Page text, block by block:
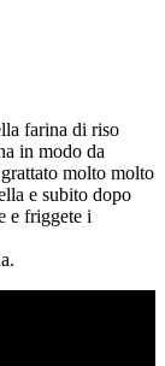
farina di riso
in modo da
molto molto
e subito dopo
e friggete i